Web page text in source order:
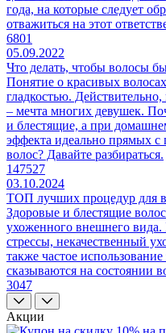
года, на которые следует
отважиться на этот
6801
05.09.2022
Что делать, чтобы волосы
Понятие о красивых
гладкостью.
– мечта многих девушек.
и блестящие, а при
эффекта идеально прямых с
волос? Давайте разбираться.
147527
03.10.2024
ТОП лучших процедур для
Здоровые и блестящие
ухоженного внешнего
стрессы, некачественный
также частое
сказываются на состоянии
3047
Акции